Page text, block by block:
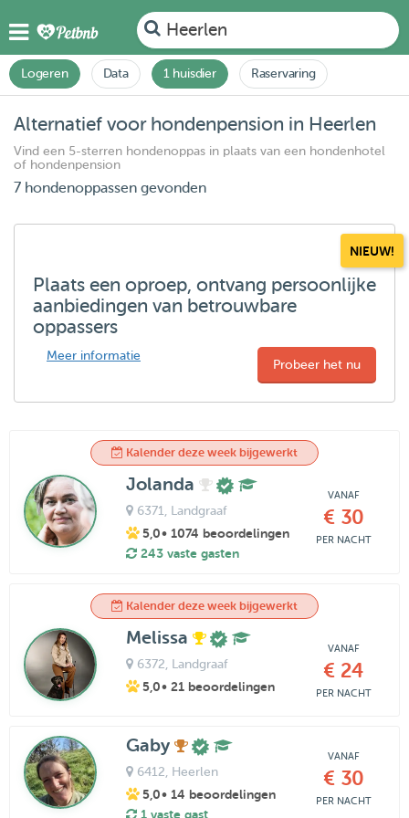
Heerlen
Logeren Data 1 huisdier Raservaring
Alternatief voor hondenpension in Heerlen
Vind een 5-sterren hondenoppas in plaats van een hondenhotel
of hondenpension
7 hondenoppassen gevonden
NIEUW!
Plaats een oproep, ontvang persoonlijke
aanbiedingen van betrouwbare
oppassers
Meer informatie
Probeer het nu
Kalender deze week bijgewerkt
Jolanda
6371 , Landgraaf
5,0• 1074 beoordelingen
243 vaste gasten
VANAF
€ 30
PER NACHT
Kalender deze week bijgewerkt
Melissa
6372 , Landgraaf
5,0• 21 beoordelingen
VANAF
€ 24
PER NACHT
Gaby
6412 , Heerlen
5,0• 14 beoordelingen
1 vaste gast
VANAF
€ 30
PER NACHT